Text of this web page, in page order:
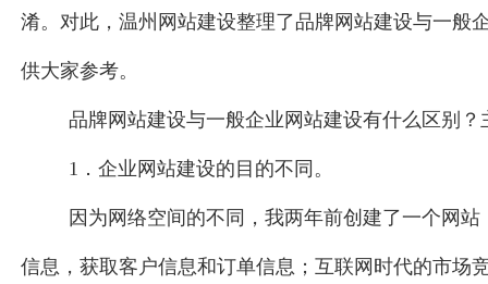
淆。对此，温州网站建设整理了品牌网站建设与一般
供大家参考。
品牌网站建设与一般企业网站建设有什么区别？
1．企业网站建设的目的不同。
因为网络空间的不同，我两年前创建了一个网
信息，获取客户信息和订单信息；互联网时代的市场